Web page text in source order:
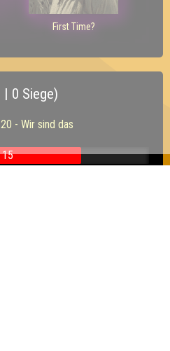
First Time?
| 0 Siege)
- Wir sind das
15